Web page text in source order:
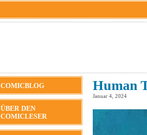
COMICBLOG
ÜBER DEN
COMICLESER
Human
Januar 4, 2024